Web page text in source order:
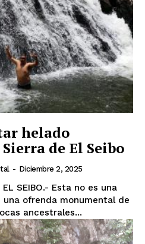
NOW
helado
de El Seibo
- Diciembre 2, 2025
ofrenda monumental de
ancestrales...